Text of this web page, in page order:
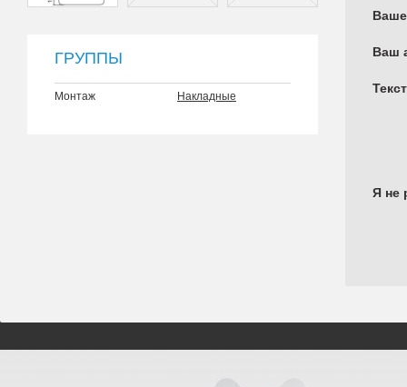
ГРУППЫ
Монтаж Накладные
Ваш
Я не